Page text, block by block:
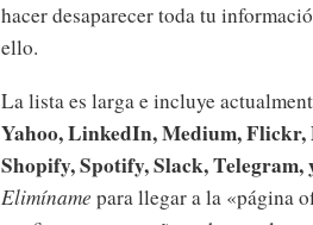
hacer desaparecer toda tu
ello.
La lista es larga e incluye
Yahoo, LinkedIn, Medium, Flickr,
Shopify, Spotify, Slack, Telegram,
Elimíname para llegar a la «página